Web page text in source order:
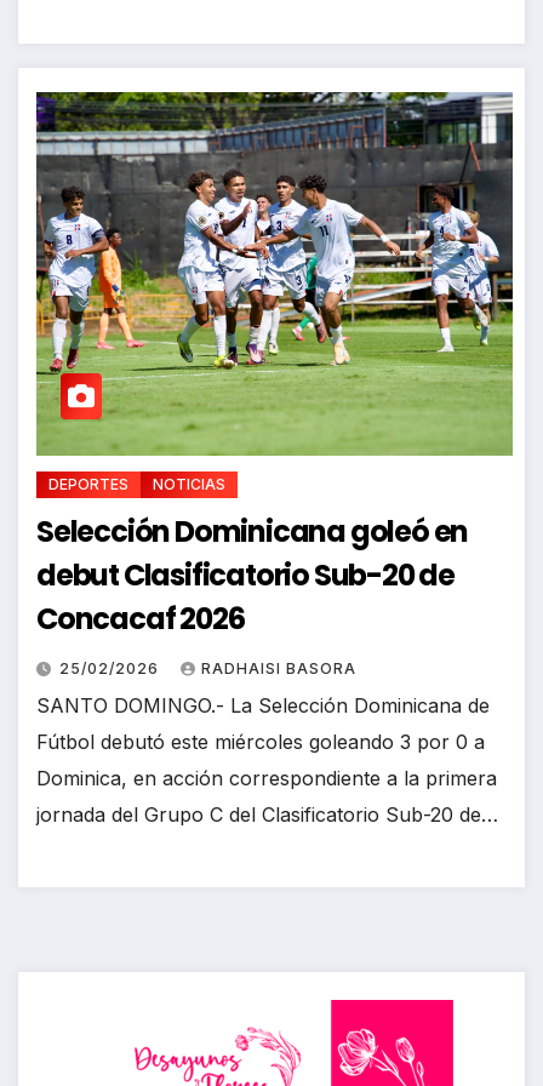
DEPORTES NOTICIAS
Selección Dominicana goleó en
debut Clasificatorio Sub-20 de
Concacaf 2026
25/02/2026 RADHAISI BASORA
SANTO DOMINGO.- La Selección Dominicana de
Fútbol debutó este miércoles goleando 3 por 0 a
Dominica, en acción correspondiente a la primera
jornada del Grupo C del Clasificatorio Sub-20 de…